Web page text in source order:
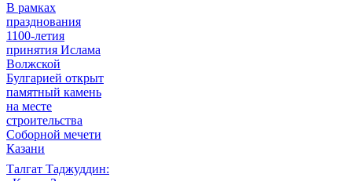
В рамках
празднования
1100-летия
принятия Ислама
Волжской
Булгарией открыт
памятный камень
на месте
строительства
Соборной мечети
Казани
Талгат Таджуддин: